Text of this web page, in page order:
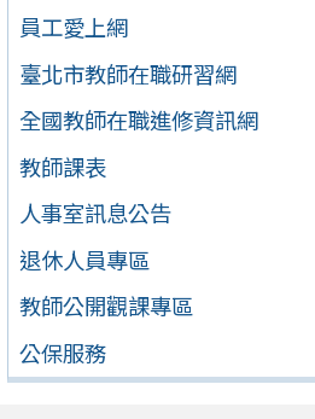
員工愛上網
臺北市教師在職研習網
全國教師在職進修資訊網
教師課表
人事室訊息公告
退休人員專區
教師公開觀課專區
公保服務